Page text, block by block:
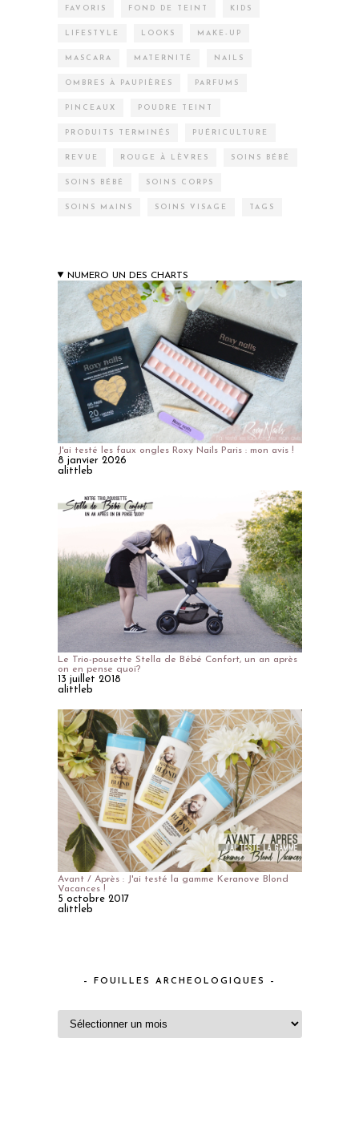
FAVORIS FOND DE TEINT KIDS
LIFESTYLE LOOKS MAKE-UP
MASCARA MATERNITÉ NAILS
OMBRES À PAUPIÈRES PARFUMS
PINCEAUX POUDRE TEINT
PRODUITS TERMINÉS PUÉRICULTURE
REVUE ROUGE À LÈVRES SOINS BÉBÉ
SOINS BÉBÉ SOINS CORPS
SOINS MAINS SOINS VISAGE TAGS
NUMERO UN DES CHARTS
J'ai testé les faux ongles Roxy Nails Paris : mon avis !
8 janvier 2026
alittleb
Le Trio-pousette Stella de Bébé Confort, un an après
on en pense quoi?
13 juillet 2018
alittleb
Avant / Après : J'ai testé la gamme Keranove Blond
Vacances !
5 octobre 2017
alittleb
– FOUILLES ARCHEOLOGIQUES –